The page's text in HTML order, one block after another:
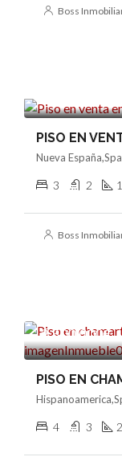
Boss
PISO EN
Nueva
3 2
Boss
2.500.000€
4 3